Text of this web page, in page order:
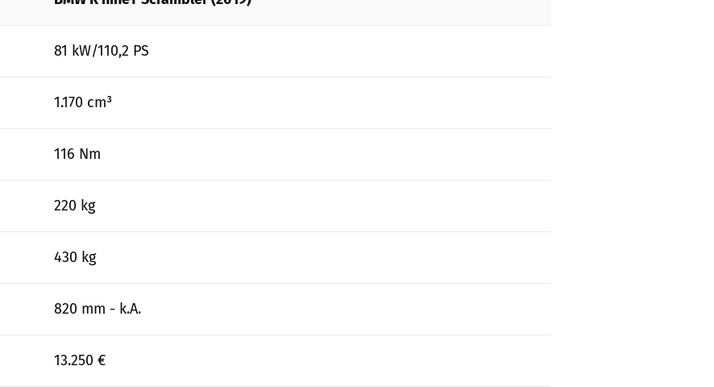
81 kW/110,2 PS
1.170 cm³
116 Nm
220 kg
430 kg
820 mm - k.A.
13.250 €